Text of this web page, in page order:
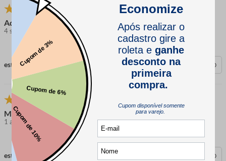
Adriana P.
4 semanas atrás comprador verificado
esta avaliação foi útil? 0 0
Maria
1 ano atrás comprador verificado
esta avaliação foi útil? 0